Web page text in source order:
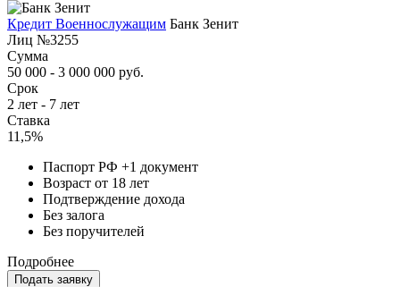
Кредит Военнослужащим Банк Зенит
Лиц №3255
Сумма
50 000 - 3 000 000 руб.
Срок
2 лет - 7 лет
Ставка
11,5%
Паспорт РФ +1 документ
Возраст от 18 лет
Подтверждение дохода
Без залога
Без поручителей
Подробнее
Подать заявку